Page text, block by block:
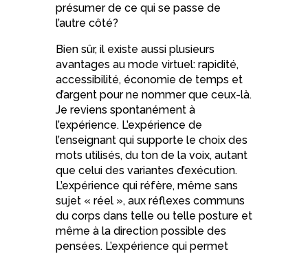
présumer de ce qui se passe de
l’autre côté?
Bien sûr, il existe aussi plusieurs
avantages au mode virtuel: rapidité,
accessibilité, économie de temps et
d’argent pour ne nommer que ceux-là.
Je reviens spontanément à
l’expérience. L’expérience de
l’enseignant qui supporte le choix des
mots utilisés, du ton de la voix, autant
que celui des variantes d’exécution.
L’expérience qui réfère, même sans
sujet « réel », aux réflexes communs
du corps dans telle ou telle posture et
même à la direction possible des
pensées. L’expérience qui permet